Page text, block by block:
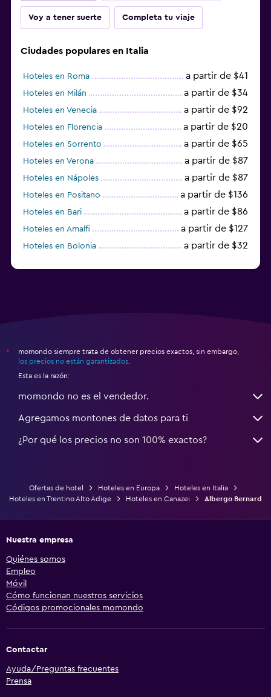
Voy a tener suerte Completa tu viaje
Ciudades populares en Italia
Hoteles en Roma a partir de $41
Hoteles en Milán a partir de $34
Hoteles en Venecia a partir de $92
Hoteles en Florencia a partir de $20
Hoteles en Sorrento a partir de $65
Hoteles en Verona a partir de $87
Hoteles en Nápoles a partir de $87
Hoteles en Positano a partir de $136
Hoteles en Bari a partir de $86
Hoteles en Amalfi a partir de $127
Hoteles en Bolonia a partir de $32
*
momondo siempre trata de obtener precios exactos, sin embargo,
los precios no están garantizados
Esta es la razón:
momondo no es el vendedor.
Agregamos montones de datos para ti
¿Por qué los precios no son 100% exactos?
Ofertas de hotel Hoteles en Europa
Hoteles en Italia
Hoteles en Trentino Alto Adige
Hoteles en Canazei Albergo Bernard
Nuestra empresa
Quiénes somos
Empleo
Móvil
Cómo funcionan nuestros servicios
Códigos promocionales momondo
Contactar
Ayuda/Preguntas frecuentes
Prensa